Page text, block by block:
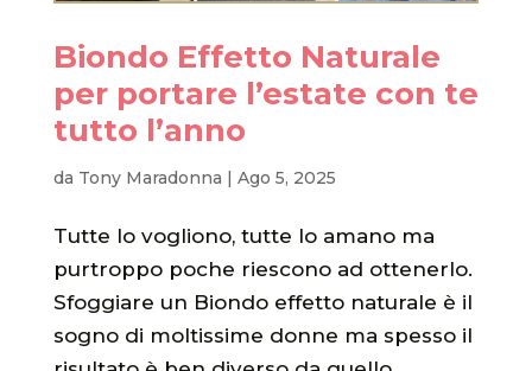
Biondo Effetto Naturale
per portare l’estate con te
tutto l’anno
da Tony Maradonna Ago 5, 2025
Tutte lo vogliono, tutte lo amano ma
purtroppo poche riescono ad ottenerlo.
Sfoggiare un Biondo effetto naturale è il
sogno di moltissime donne ma spesso il